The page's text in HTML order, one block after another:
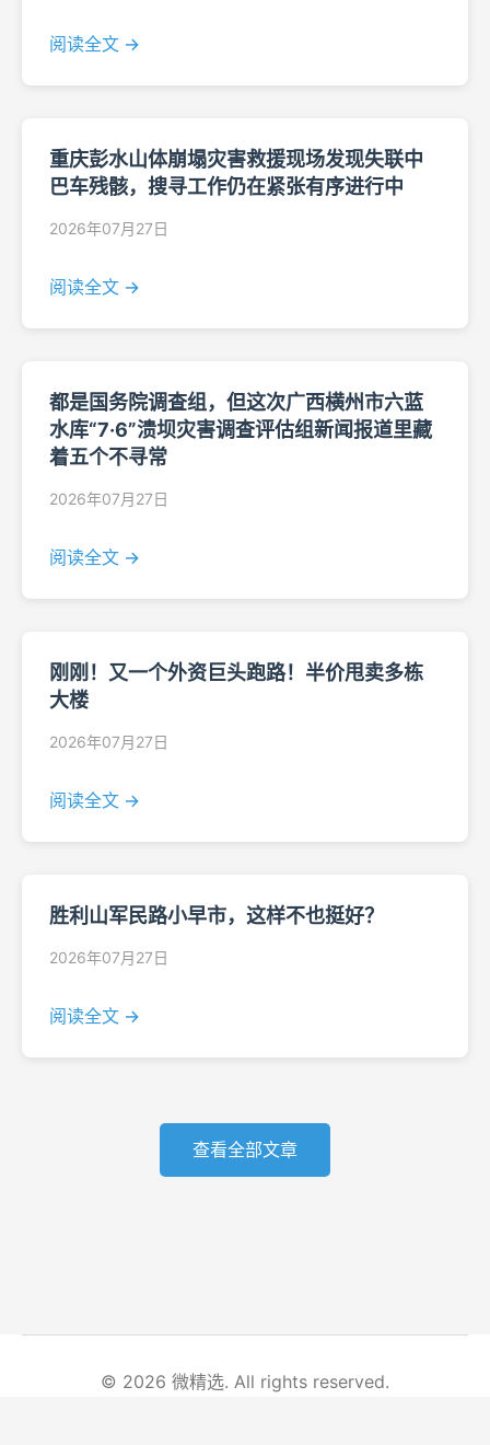
阅读全文 →
重庆彭水山体崩塌灾害救援现场发现失联中
巴车残骸，搜寻工作仍在紧张有序进行中
2026年07月27日
阅读全文 →
都是国务院调查组，但这次广西横州市六蓝
水库“7·6”溃坝灾害调查评估组新闻报道里藏
着五个不寻常
2026年07月27日
阅读全文 →
刚刚！又一个外资巨头跑路！半价甩卖多栋
大楼
2026年07月27日
阅读全文 →
胜利山军民路小早市，这样不也挺好？
2026年07月27日
阅读全文 →
查看全部文章
© 2026 微精选. All rights reserved.